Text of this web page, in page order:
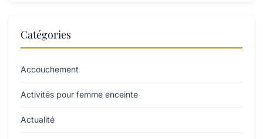
Catégories
Accouchement
Activités pour femme enceinte
Actualité